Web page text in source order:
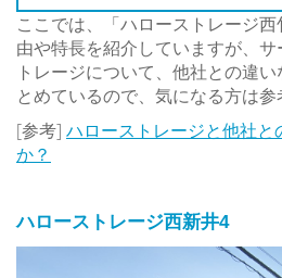
ここでは、「ハローストレージ
由や特長を紹介していますが、
トレージについて、他社との違
とめているので、気になる方は参
[参考] ハローストレージと他社
か？
ハローストレージ西新井4